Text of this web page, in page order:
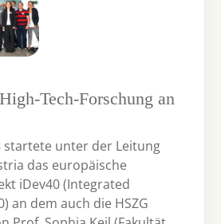
Tech-Forschung an
startete unter der Leitung
das europäische
iDev40 (Integrated
an dem auch die HSZG